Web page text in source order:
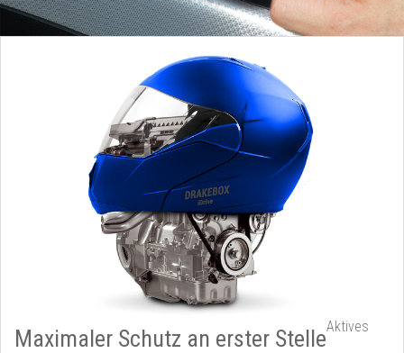
Maximaler Schutz an erster StelleAktives